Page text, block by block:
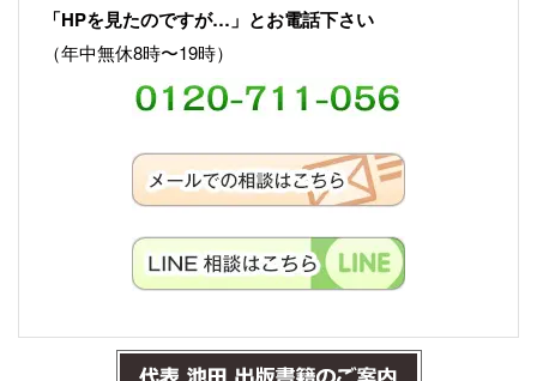
「HPを見たのですが…」とお電話下さい
（年中無休8時〜19時）